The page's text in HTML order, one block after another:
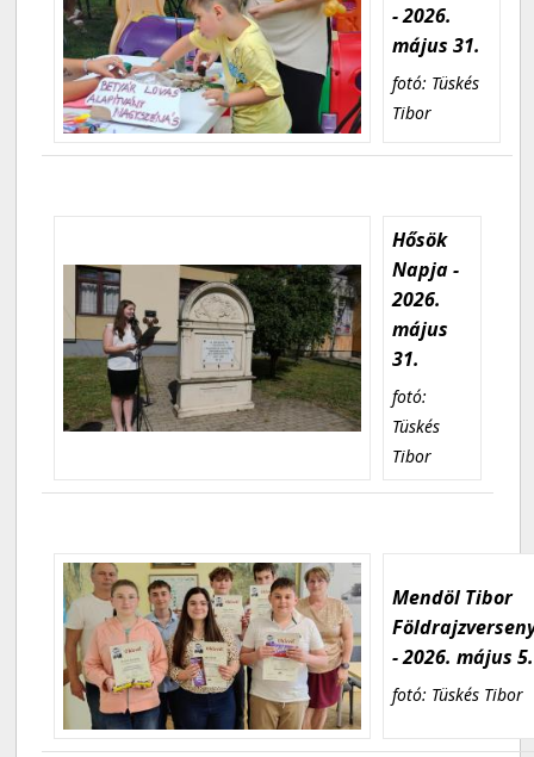
- 2026.
május 31.
fotó: Tüskés
Tibor
Hősök
Napja -
2026.
május
31.
fotó:
Tüskés
Tibor
Mendöl Tibor
- 2026. május 5.
fotó: Tüskés Tibor